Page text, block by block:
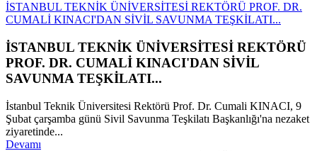
İSTANBUL TEKNİK ÜNİVERSİTESİ REKTÖRÜ PROF. DR.
CUMALİ KINACI'DAN SİVİL SAVUNMA TEŞKİLATI...
İSTANBUL TEKNİK ÜNİVERSİTESİ REKTÖRÜ
PROF. DR. CUMALİ KINACI'DAN SİVİL
SAVUNMA TEŞKİLATI...
İstanbul Teknik Üniversitesi Rektörü Prof. Dr. Cumali KINACI, 9
Şubat çarşamba günü Sivil Savunma Teşkilatı Başkanlığı'na nezaket
ziyaretinde...
Devamı